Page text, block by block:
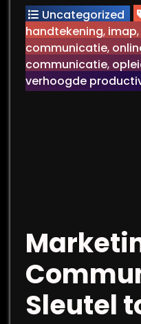
Uncategorized
handtekening, imap,
communicatie,
communicatie,
verhoogde
Sleutel